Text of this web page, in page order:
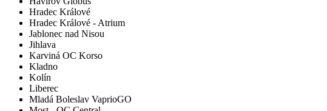
Hradec Králové
Hradec Králové - Atrium
Jablonec nad Nisou
Jihlava
Karviná OC Korso
Kladno
Kolín
Liberec
Mladá Boleslav VaprioGO